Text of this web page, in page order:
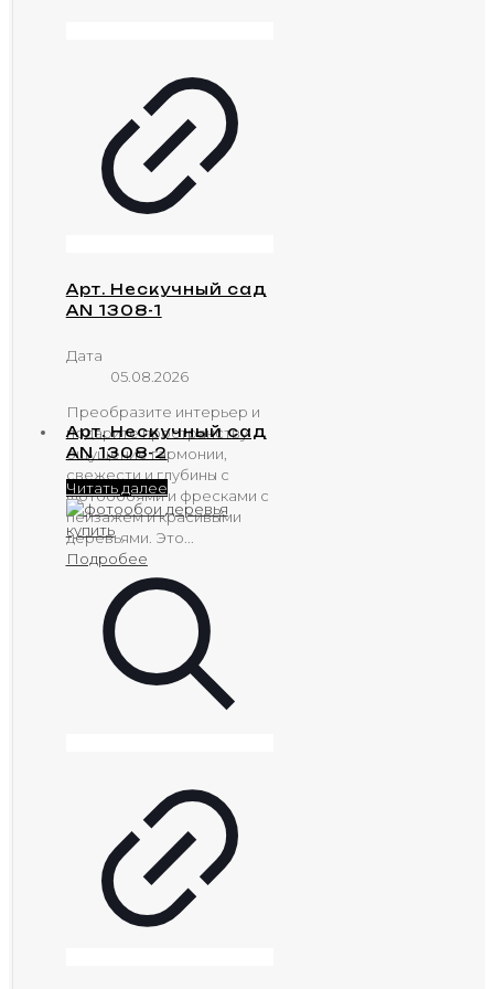
Арт. Нескучный сад
AN 1308-1
Дата
05.08.2026
Преобразите интерьер и
подарите пространству
ощущение гармонии,
свежести и глубины с
фотообоями и фресками с
пейзажем и красивыми
деревьями. Это...
Подробее
Арт. Нескучный сад
AN 1308-2
Читать далее